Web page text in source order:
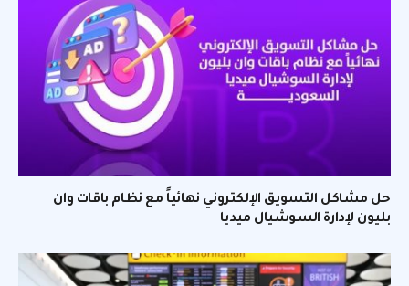
حل مشاكل التسويق الإلكتروني نهائياً مع نظام باقات وان
بليون لإدارة السوشيال ميديا